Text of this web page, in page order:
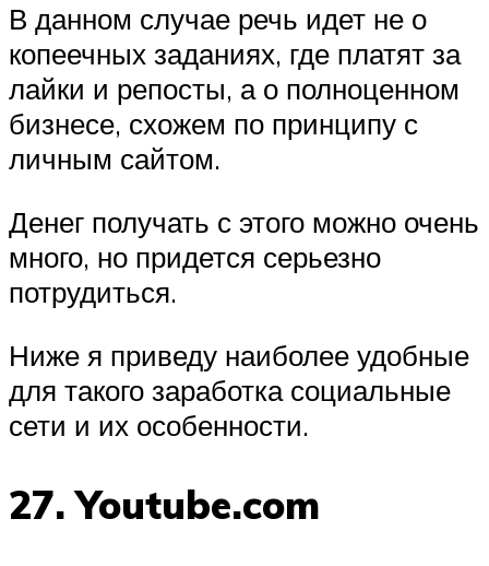
В данном случае речь идет не о
копеечных заданиях, где платят за
лайки и репосты, а о полноценном
бизнесе, схожем по принципу с
личным сайтом.
Денег получать с этого можно очень
много, но придется серьезно
потрудиться.
Ниже я приведу наиболее удобные
для такого заработка социальные
сети и их особенности.
27. Youtube.com